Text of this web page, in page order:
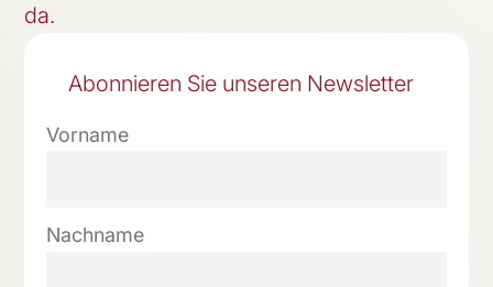
da.
Abonnieren Sie unseren Newsletter
Vorname
Nachname